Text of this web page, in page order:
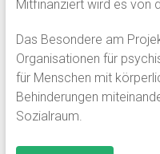
Mitfinanziert wird es von
Das Besondere am
Organisationen für
für Menschen mit
Behinderungen
Sozialraum.